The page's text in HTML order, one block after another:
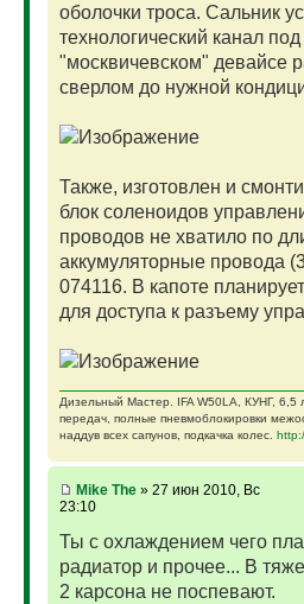
оболочки троса. Сальник
технологический канал
"москвичевском" девайсе
сверлом до нужной
Также, изготовлен и
блок соленоидов
проводов не хватило по
аккумуляторные провода
074116. В капоте
для доступа к разъему
Дизельный Мастер. IFA W50LA, КУНГ, 6,5
передач, полные пневмоблокировки
наддув всех сапунов, подкачка колес.
Mike The» 27 июн 2010, Вс
23:10
Ты с охлаждением чего
радиатор и прочее... В
2 карсона не поспевают.